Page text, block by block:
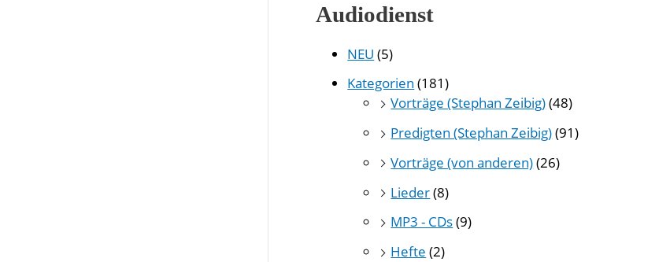
Audiodienst
NEU (5)
Kategorien (181)
Vorträge (Stephan Zeibig)(48)
Predigten (Stephan Zeibig)(91)
Vorträge (von anderen)(26)
Lieder(8)
MP3 - CDs(9)
Hefte (2)